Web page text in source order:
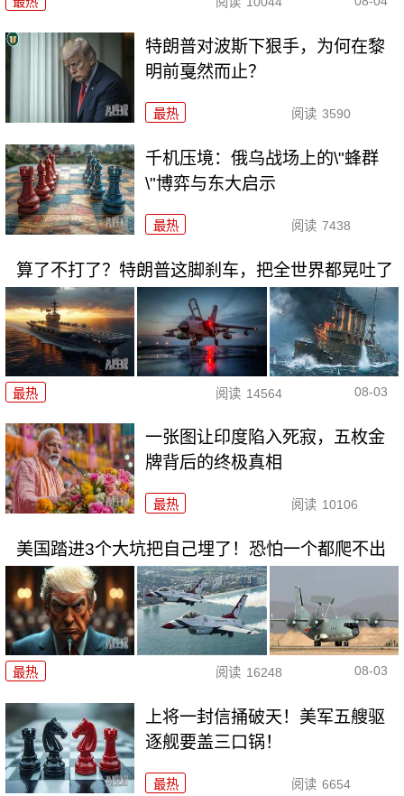
特朗普对波斯下狠手，为何在黎
明前戛然而止？
最热 阅读 3590
千机压境：俄乌战场上的\"蜂群
\"博弈与东大启示
最热 阅读 7438
算了不打了？特朗普这脚刹车，把全世界都晃吐了
最热 阅读 14564 08-03
一张图让印度陷入死寂，五枚金
牌背后的终极真相
最热 阅读 10106
美国踏进3个大坑把自己埋了！恐怕一个都爬不出
最热 阅读 16248 08-03
上将一封信捅破天！美军五艘驱
逐舰要盖三口锅！
最热 阅读 6654